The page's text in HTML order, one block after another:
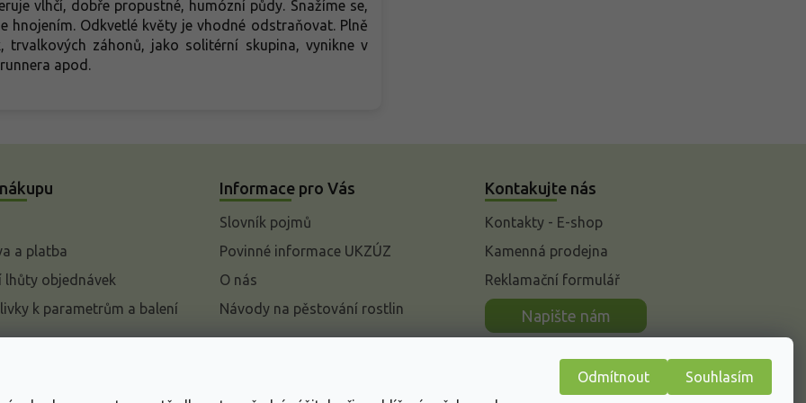
Odmítnout Souhlasím
vlhčí, dobře propustné, humózní půdy. Snažíme se,
hnojením. Odkvetlé květy je vhodné odstraňovat. Plně
trvalkových záhonů, jako solitérní skupina, vynikne v
apod.
a platba
lhůty objednávek
k parametrům a balení
Informace pro Vás
Slovník pojmů
Povinné informace UKZÚZ
O nás
Návody na pěstování rostlin
Kontakujte nás
Kontakty - E-shop
Kamenná prodejna
Reklamační formulář
Napište nám